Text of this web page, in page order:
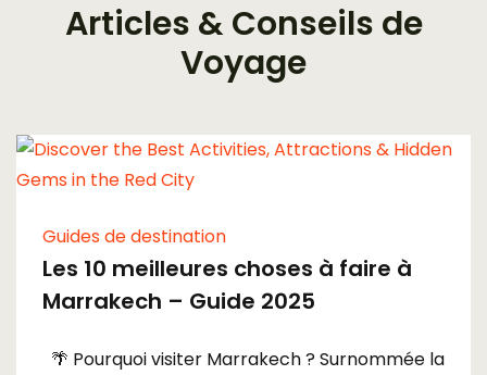
Articles & Conseils de
Voyage
Guides de destination
Les 10 meilleures choses à faire à
Marrakech – Guide 2025
🌴 Pourquoi visiter Marrakech ? Surnommée la